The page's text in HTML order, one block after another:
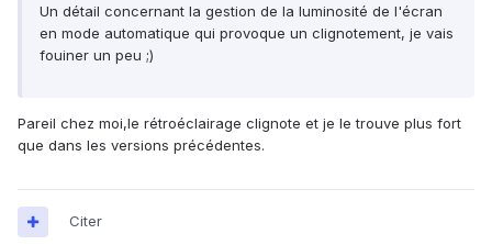
Un détail concernant la gestion de la luminosité de l'écran
en mode automatique qui provoque un clignotement, je vais
fouiner un peu ;)
Pareil chez moi,le rétroéclairage clignote et je le trouve plus fort
que dans les versions précédentes.
Citer